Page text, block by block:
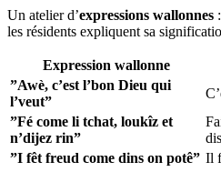
Un atelier d’expressions wallonnes
les résidents expliquent sa
Expression wallonne
”Awè, c’est l’bon Dieu qui
l’veut”
”Fé come li tchat, loukîz et
n’dijez rin”
”I fêt freud come dins on potê” Il